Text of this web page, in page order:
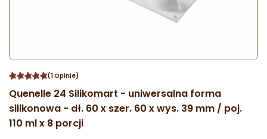
(1 Opinie)
Quenelle 24 Silikomart - uniwersalna forma
silikonowa - dł. 60 x szer. 60 x wys. 39 mm / poj.
110 ml x 8 porcji